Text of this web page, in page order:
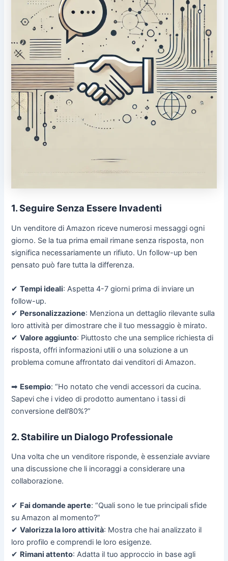
1. Seguire Senza Essere Invadenti
Un venditore di Amazon riceve numerosi messaggi ogni
giorno. Se la tua prima email rimane senza risposta, non
significa necessariamente un rifiuto. Un follow-up ben
pensato può fare tutta la differenza.
✔Tempi ideali: Aspetta 4-7 giorni prima di inviare un
follow-up.
✔ Personalizzazione: Menziona un dettaglio rilevante sulla
loro attività per dimostrare che il tuo messaggio è mirato.
✔Valore aggiunto: Piuttosto che una semplice richiesta di
risposta, offri informazioni utili o una soluzione a un
problema comune affrontato dai venditori di Amazon.
➡ Esempio: “Ho notato che vendi accessori da cucina.
Sapevi che i video di prodotto aumentano i tassi di
conversione dell’80%?”
2. Stabilire un Dialogo Professionale
Una volta che un venditore risponde, è essenziale avviare
una discussione che li incoraggi a considerare una
collaborazione.
✔ Fai domande aperte: “Quali sono le tue principali sfide
su Amazon al momento?”
✔Valorizza la loro attività: Mostra che hai analizzato il
loro profilo e comprendi le loro esigenze.
✔ Rimani attento: Adatta il tuo approccio in base agli